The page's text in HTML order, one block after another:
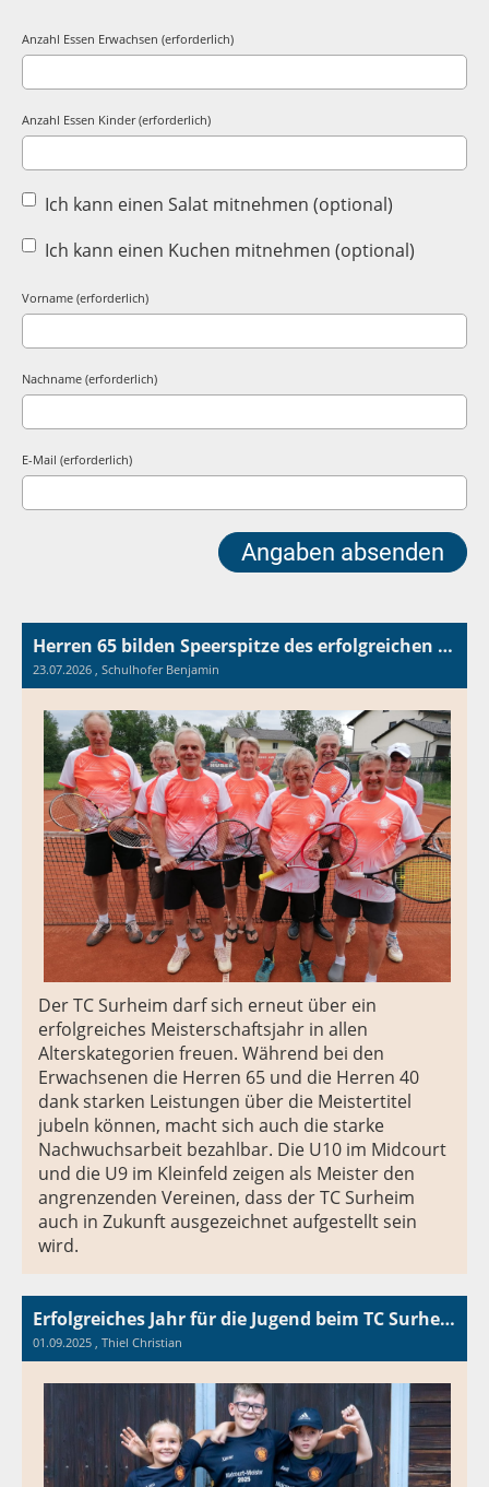
Anzahl Essen Erwachsen (erforderlich)
Anzahl Essen Kinder (erforderlich)
Ich kann einen Salat mitnehmen (optional)
Ich kann einen Kuchen mitnehmen (optional)
Vorname (erforderlich)
Nachname (erforderlich)
E-Mail (erforderlich)
Herren 65 bilden Speerspitze des erfolgreichen TC Surheim
23.07.2026 , Schulhofer Benjamin
Der TC Surheim darf sich erneut über ein
erfolgreiches Meisterschaftsjahr in allen
Alterskategorien freuen. Während bei den
Erwachsenen die Herren 65 und die Herren 40
dank starken Leistungen über die Meistertitel
jubeln können, macht sich auch die starke
Nachwuchsarbeit bezahlbar. Die U10 im Midcourt
und die U9 im Kleinfeld zeigen als Meister den
angrenzenden Vereinen, dass der TC Surheim
auch in Zukunft ausgezeichnet aufgestellt sein
wird.
Erfolgreiches Jahr für die Jugend beim TC Surheim
01.09.2025 , Thiel Christian